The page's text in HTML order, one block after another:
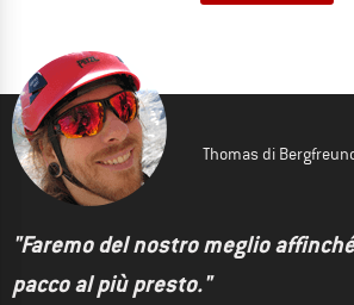
Thomas di
"Faremo del nostro meglio
pacco al più presto."